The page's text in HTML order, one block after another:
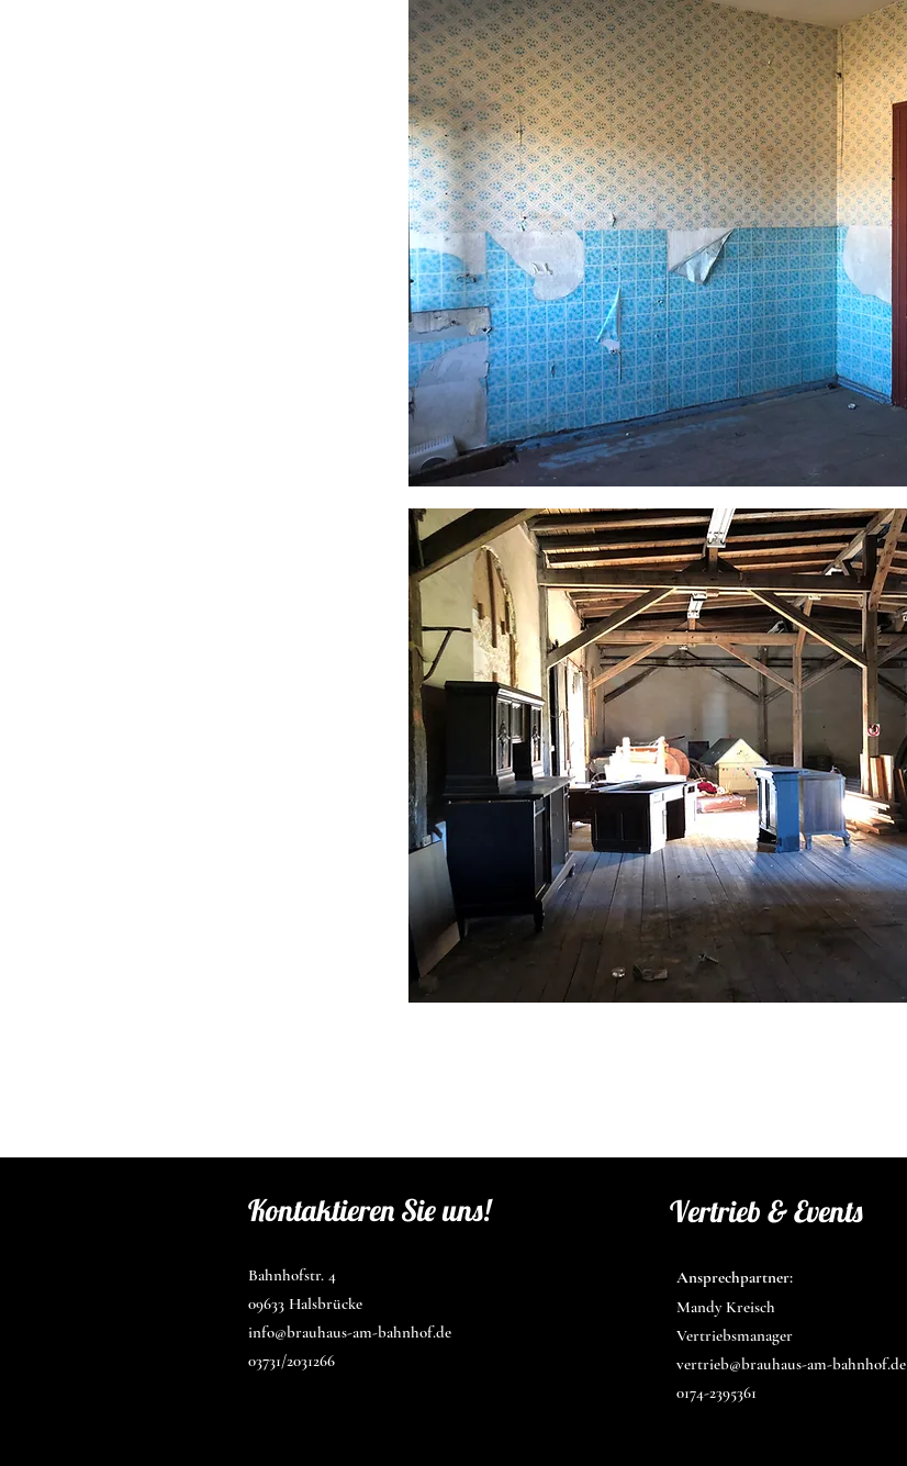
Kontaktieren Sie uns!
Bahnhofstr. 4
09633 Halsbrücke
info@brauhaus-am-bahnhof.de
03731/2031266
Vertrieb & Events
Ansprechpartner:
Mandy Kreisch
Vertriebsmanager
vertrieb@brauhaus-am-bahnhof.de
0174-2395361